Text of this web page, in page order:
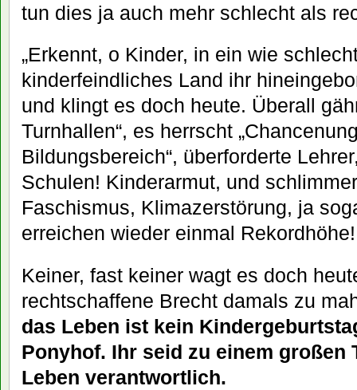
tun dies ja auch mehr schlecht als
„Erkennt, o Kinder, in ein wie
kinderfeindliches Land ihr
und klingt es doch heute. Überall
Turnhallen“, es herrscht
Bildungsbereich“, überforderte
Schulen! Kinderarmut, und
Faschismus, Klimazerstörung, ja
erreichen wieder einmal Rekordhöhe!
Keiner, fast keiner wagt es doch
rechtschaffene Brecht damals zu
das Leben ist kein
Ponyhof. Ihr seid zu einem großen
Leben verantwortlich.